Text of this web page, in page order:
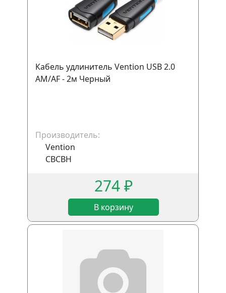
Кабель удлинитель Vention USB 2.0
AM/AF - 2м Черный
Производитель:
Vention
CBCBH
274 ₽
В корзину